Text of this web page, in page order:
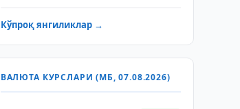
Кўпроқ янгиликлар →
ВАЛЮТА КУРСЛАРИ (МБ, 07.08.2026)